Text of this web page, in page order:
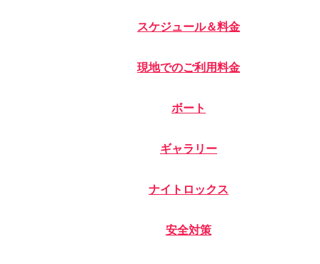
スケジュール＆料金
現地でのご利用料金
ボート
ギャラリー
ナイトロックス
安全対策